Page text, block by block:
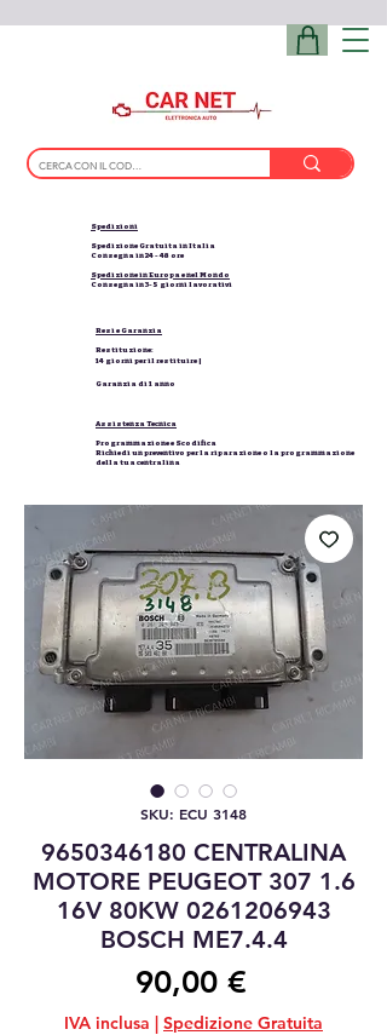
Spedizioni
Spedizione Gratuita in Italia
Consegna in 24 - 48 ore
Spedizione in Europa e nel Mondo
Consegna in 3-5 giorni lavorativi
Resi e Garanzia
Restituzione:
14 giorni per il restituire |
Garanzia di 1 anno
Assistenza Tecnica
Programmazione e Scodifica
Richiedi un preventivo per la riparazione o la programmazione
della tua centralina
SKU: ECU 3148
9650346180 CENTRALINA
MOTORE PEUGEOT 307 1.6
16V 80KW 0261206943
BOSCH ME7.4.4
90,00 €Prezzo
IVA inclusa | Spedizione Gratuita